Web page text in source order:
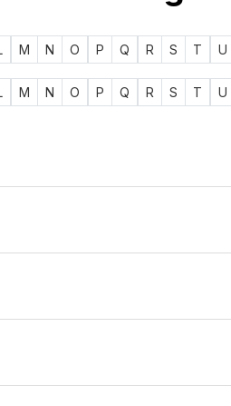
M N O P Q R S T U
M N O P Q R S T U